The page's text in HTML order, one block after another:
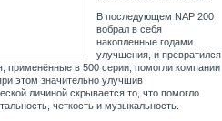
В последующем NAP 200
вобрал в себя
накопленные годами
улучшения, и превратился
применённые в 500 серии, помогли компании
этом значительно улучшив
личиной скрывается то, что помогло
четкость и музыкальность.